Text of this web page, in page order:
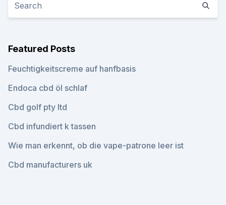
Featured Posts
Feuchtigkeitscreme auf hanfbasis
Endoca cbd öl schlaf
Cbd golf pty ltd
Cbd infundiert k tassen
Wie man erkennt, ob die vape-patrone leer ist
Cbd manufacturers uk